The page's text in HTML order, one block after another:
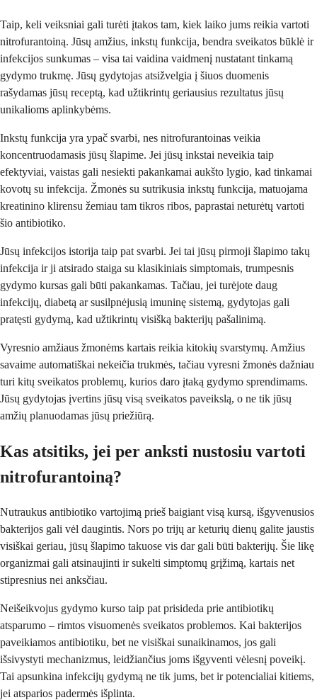
Taip, keli veiksniai gali turėti įtakos tam, kiek laiko jums reikia vartoti
nitrofurantoiną. Jūsų amžius, inkstų funkcija, bendra sveikatos būklė ir
infekcijos sunkumas – visa tai vaidina vaidmenį nustatant tinkamą
gydymo trukmę. Jūsų gydytojas atsižvelgia į šiuos duomenis
rašydamas jūsų receptą, kad užtikrintų geriausius rezultatus jūsų
unikalioms aplinkybėms.
Inkstų funkcija yra ypač svarbi, nes nitrofurantoinas veikia
koncentruodamasis jūsų šlapime. Jei jūsų inkstai neveikia taip
efektyviai, vaistas gali nesiekti pakankamai aukšto lygio, kad tinkamai
kovotų su infekcija. Žmonės su sutrikusia inkstų funkcija, matuojama
kreatinino klirensu žemiau tam tikros ribos, paprastai neturėtų vartoti
šio antibiotiko.
Jūsų infekcijos istorija taip pat svarbi. Jei tai jūsų pirmoji šlapimo takų
infekcija ir ji atsirado staiga su klasikiniais simptomais, trumpesnis
gydymo kursas gali būti pakankamas. Tačiau, jei turėjote daug
infekcijų, diabetą ar susilpnėjusią imuninę sistemą, gydytojas gali
pratęsti gydymą, kad užtikrintų visišką bakterijų pašalinimą.
Vyresnio amžiaus žmonėms kartais reikia kitokių svarstymų. Amžius
savaime automatiškai nekeičia trukmės, tačiau vyresni žmonės dažniau
turi kitų sveikatos problemų, kurios daro įtaką gydymo sprendimams.
Jūsų gydytojas įvertins jūsų visą sveikatos paveikslą, o ne tik jūsų
amžių planuodamas jūsų priežiūrą.
Kas atsitiks, jei per anksti nustosiu vartoti
nitrofurantoiną?
Nutraukus antibiotiko vartojimą prieš baigiant visą kursą, išgyvenusios
bakterijos gali vėl daugintis. Nors po trijų ar keturių dienų galite jaustis
visiškai geriau, jūsų šlapimo takuose vis dar gali būti bakterijų. Šie likę
organizmai gali atsinaujinti ir sukelti simptomų grįžimą, kartais net
stipresnius nei anksčiau.
Neišeikvojus gydymo kurso taip pat prisideda prie antibiotikų
atsparumo – rimtos visuomenės sveikatos problemos. Kai bakterijos
paveikiamos antibiotiku, bet ne visiškai sunaikinamos, jos gali
išsivystyti mechanizmus, leidžiančius joms išgyventi vėlesnį poveikį.
Tai apsunkina infekcijų gydymą ne tik jums, bet ir potencialiai kitiems,
jei atsparios padermės išplinta.